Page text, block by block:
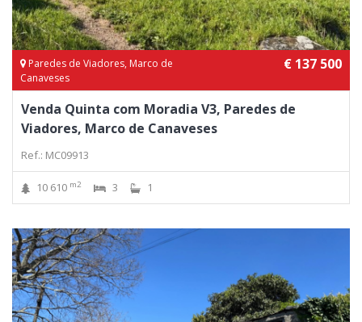
Paredes de Viadores, Marco de
Canaveses
€ 137 500
Venda Quinta com Moradia V3, Paredes de
Viadores, Marco de Canaveses
Ref.: MC09913
10 610 m2 3 1